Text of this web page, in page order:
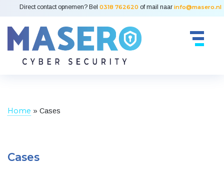
Direct contact opnemen? Bel 0318 762620 of mail naar info@masero.nl
Home » Cases
Cases